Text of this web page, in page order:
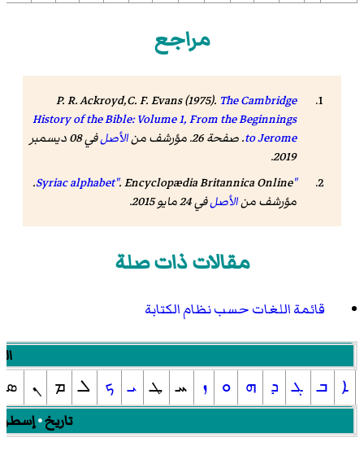
مراجع
P. R. Ackroyd,C. F. Evans (1975). The Cambridge
History of the Bible: Volume 1, From the Beginnings
to Jerome. صفحة 26. مؤرشف من الأصل
في 08 ديسمبر
2019.
"Syriac alphabet"
.Encyclopædia Britannica Online
.
مؤرشف منالأصلفي 24 مايو 2015 .
مقالات ذات صلة
قائمة اللغات حسب نظام الكتابة
ܐ
ܒ ܓ ܕ ܗ ܘ ܙ ܚ ܛ ܝ ܟ ܠ ܡ ܢ
ܣ
تاريخ•